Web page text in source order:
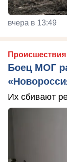
вчера в 13:49
Происшествия
Боец МОГ
Их сбивают